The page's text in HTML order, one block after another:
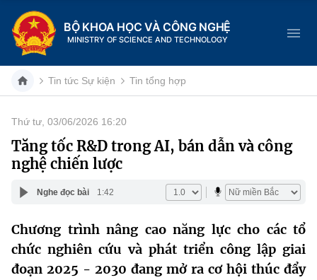
BỘ KHOA HỌC VÀ CÔNG NGHỆ
MINISTRY OF SCIENCE AND TECHNOLOGY
Danh mục
Trang chủ
Giới thiệu
Chức năng nhiệm vụ
Cơ cấu tổ chức
Tin tức sự kiện
Khoa học và Công nghệ
Dịch vụ công
Tin tức Sự kiện Tin tổng hợp
Thứ tư, 03/06/2026 16:20
Tăng tốc R&D trong AI, bán dẫn và công
nghệ chiến lược
Nghe đọc bài 1:42
Chương trình nâng cao năng lực cho các tổ
chức nghiên cứu và phát triển công lập giai
đoạn 2025 - 2030 đang mở ra cơ hội thúc đẩy